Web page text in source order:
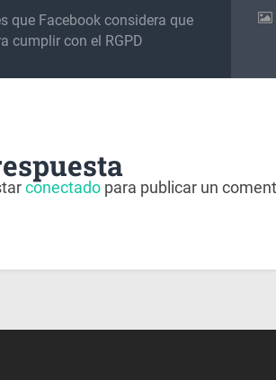
que Facebook considera que
cumplir con el RGPD
conectadopara publicar un